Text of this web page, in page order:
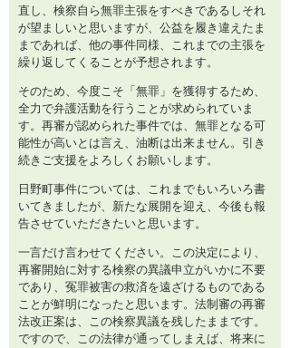
直し、検察自ら無罪主張をすべきであるしそれ
が望ましいと思いますが、公益を履き違えたま
まであれば、他の事件同様、これまでの主張を
繰り返してくることが予想されます。
そのため、今度こそ「無罪」を獲得するため、
全力で弁護活動を行うことが求められていま
す。再審が認められた事件では、無罪となる可
能性が高いとは言え、油断は出来ません。引き
続きご支援をよろしくお願いします。
日野町事件については、これまでもいろいろ書
いてきましたが、新たな展開を迎え、今後も報
告させていただきたいと思います。
一言だけ言わせてください。この決定により、
再審開始に対する検察の異議申立がいかに不要
であり、冤罪被害の救済を遠ざけるものである
ことが鮮明になったと思います。法制審の再審
法改正案は、この検察異議を残したままです。
ですので、この法律が通ってしまえば、将来に